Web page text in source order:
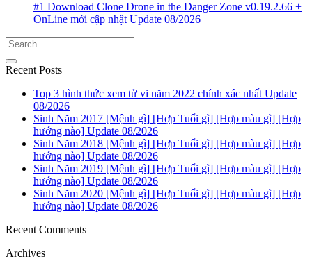
#1 Download Clone Drone in the Danger Zone v0.19.2.66 +
OnLine mới cập nhật Update 08/2026
Recent Posts
Top 3 hình thức xem tử vi năm 2022 chính xác nhất Update
08/2026
Sinh Năm 2017 [Mệnh gì] [Hợp Tuổi gì] [Hợp màu gì] [Hợp
hướng nào] Update 08/2026
Sinh Năm 2018 [Mệnh gì] [Hợp Tuổi gì] [Hợp màu gì] [Hợp
hướng nào] Update 08/2026
Sinh Năm 2019 [Mệnh gì] [Hợp Tuổi gì] [Hợp màu gì] [Hợp
hướng nào] Update 08/2026
Sinh Năm 2020 [Mệnh gì] [Hợp Tuổi gì] [Hợp màu gì] [Hợp
hướng nào] Update 08/2026
Recent Comments
Archives